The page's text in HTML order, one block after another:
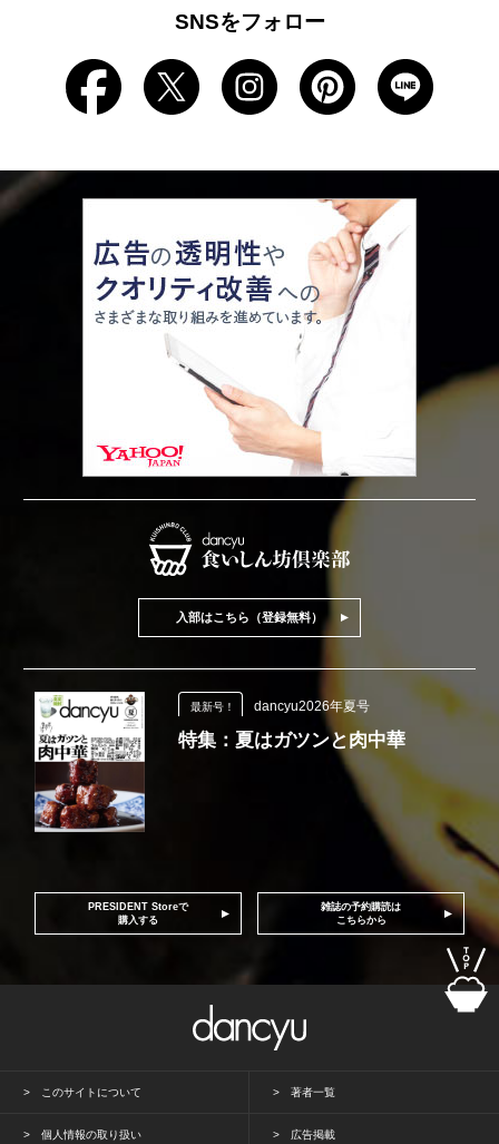
SNSをフォロー
入部はこちら（登録無料）
最新号！ dancyu2026年夏号
特集：夏はガツンと肉中華
PRESIDENT Storeで
購入する
雑誌の予約購読は
こちらから
このサイトについて 著者一覧
個人情報の取り扱い 広告掲載